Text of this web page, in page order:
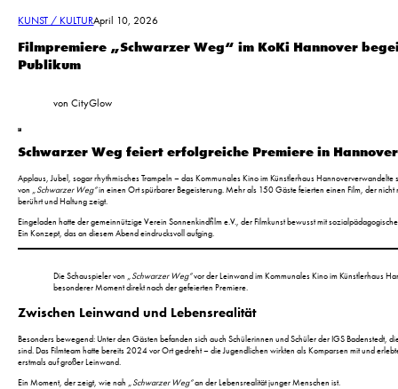
KUNST / KULTURApril 10, 2026
Filmpremiere „Schwarzer Weg“ im KoKi Hannover
Publikum
von CityGlow
Schwarzer Weg feiert erfolgreiche Premiere in Hannover
Applaus, Jubel, sogar rhythmisches Trampeln – das Kommunales Kino im Künstlerhaus Hannoververwandelte
von „Schwarzer Weg“in einen Ort spürbarer Begeisterung. Mehr als 150 Gäste feierten einen Film, der nicht
berührt und Haltung zeigt.
Eingeladen hatte der gemeinnützige Verein Sonnenkindfilm e.V., der Filmkunst bewusst mit
Ein Konzept, das an diesem Abend eindrucksvoll aufging.
Die Schauspieler von „Schwarzer Weg“vor der Leinwand im Kommunales Kino im Künstlerhaus
besonderer Moment direkt nach der gefeierten Premiere.
Zwischen Leinwand und Lebensrealität
Besonders bewegend: Unter den Gästen befanden sich auch Schülerinnen und Schüler der IGS Badenstedt,
sind. Das Filmteam hatte bereits 2024 vor Ort gedreht – die Jugendlichen wirkten als Komparsen mit und
erstmals auf großer Leinwand.
Ein Moment, der zeigt, wie nah
„Schwarzer Weg“an der Lebensrealität junger Menschen ist.